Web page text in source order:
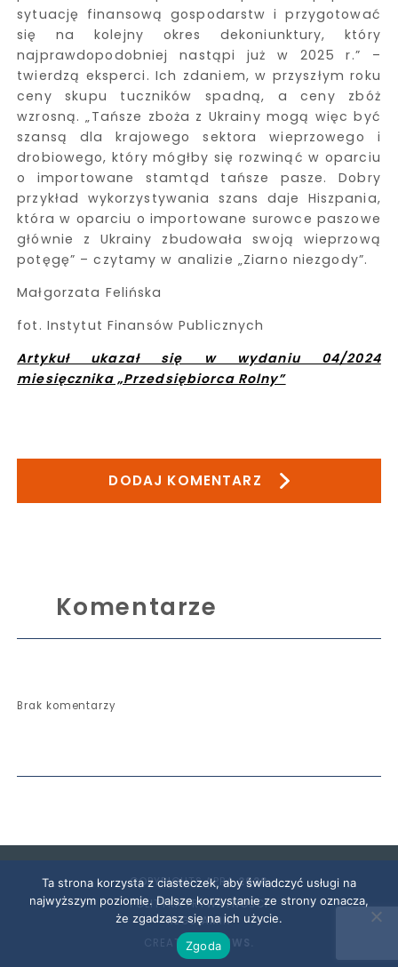
sytuację finansową gospodarstw i przygotować
się na kolejny okres dekoniunktury, który
najprawdopodobniej nastąpi już w 2025 r.” –
twierdzą eksperci. Ich zdaniem, w przyszłym roku
ceny skupu tuczników spadną, a ceny zbóż
wzrosną. „Tańsze zboża z Ukrainy mogą więc być
szansą dla krajowego sektora wieprzowego i
drobiowego, który mógłby się rozwinąć w oparciu
o importowane stamtąd tańsze pasze. Dobry
przykład wykorzystywania szans daje Hiszpania,
która w oparciu o importowane surowce paszowe
głównie z Ukrainy zbudowała swoją wieprzową
potęgę” – czytamy w analizie „Ziarno niezgody”.
Małgorzata Felińska
fot. Instytut Finansów Publicznych
Artykuł ukazał się w wydaniu 04/2024
miesięcznika „Przedsiębiorca Rolny”
DODAJ KOMENTARZ
Zapoznałem się z informacją o
administratorze i przetwarzaniu danych
Komentarze
Brak komentarzy
COPYRIGHTS APRA2026
POLITYKA PRYWATNOŚCI
REGULAMIN
CREATED BYSNWS.
Ta strona korzysta z ciasteczek, aby świadczyć usługi na
najwyższym poziomie. Dalsze korzystanie ze strony oznacza,
że zgadzasz się na ich użycie.
Zgoda